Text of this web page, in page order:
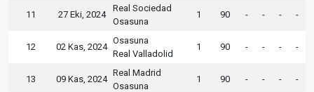
11 27 Eki, 2024
Real Sociedad
Osasuna
1 90 - - - -
12 02 Kas, 2024
Osasuna
Real Valladolid
1 90 - - - -
13 09 Kas, 2024
Real Madrid
Osasuna
1 90 - - - -